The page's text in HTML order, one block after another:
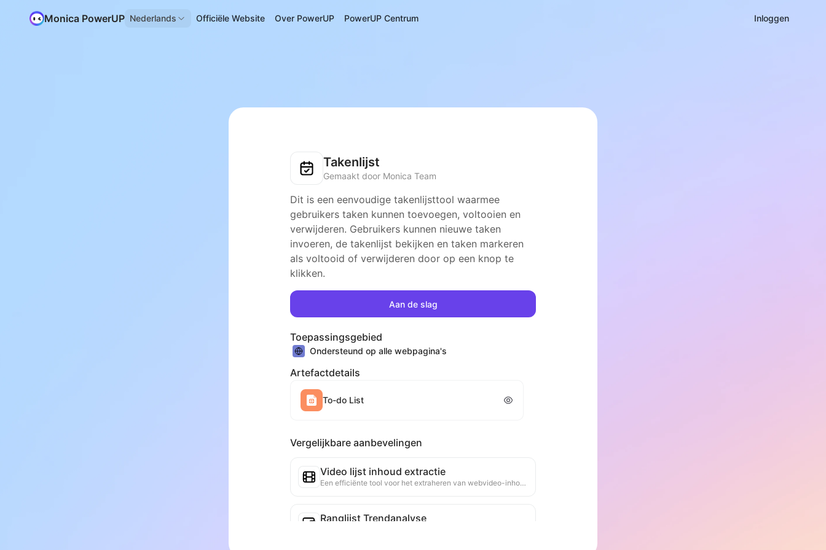
Monica PowerUP Nederlands Officiële Website Over PowerUP PowerUP Centrum Inloggen
Takenlijst
Gemaakt door Monica Team
Dit is een eenvoudige takenlijsttool waarmee
gebruikers taken kunnen toevoegen, voltooien en
verwijderen. Gebruikers kunnen nieuwe taken
invoeren, de takenlijst bekijken en taken markeren
als voltooid of verwijderen door op een knop te
klikken.
Aan de slag
Toepassingsgebied
Ondersteund op alle webpagina's
Artefactdetails
To-do List
Vergelijkbare aanbevelingen
Video lijst inhoud extractie
Een efficiënte tool voor het extraheren van webvideo-inhoud, die snel webpagina's kan scannen en video-informatie kan organiseren in een gestructureerde Markdown-tabel.
Ranglijst Trendanalyse